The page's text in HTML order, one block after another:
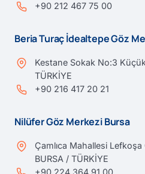
+90 212 467 75 00
Beria Turaç İdealtepe Göz
Kestane Sokak No:3
TÜRKİYE
+90 216 417 20 21
Nilüfer Göz Merkezi Bursa
Çamlıca Mahallesi
BURSA / TÜRKİYE
+90 224 364 91 00